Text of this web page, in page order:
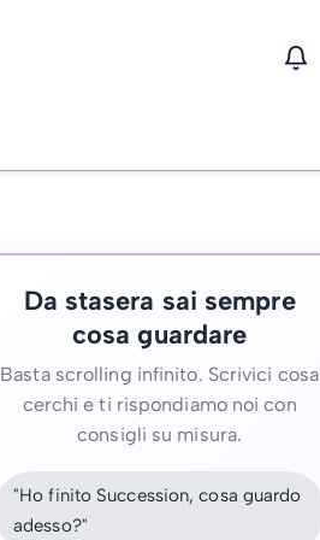
Da stasera sai sempre
cosa guardare
Basta scrolling infinito. Scrivici cosa
cerchi e ti rispondiamo noi con
consigli su misura.
"Ho finito Succession, cosa guardo
adesso?"